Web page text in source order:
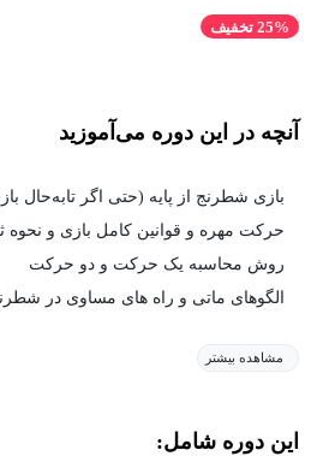
25% تخفیف
آنچه در این دوره می‌آموزید
بازی شطرنج از پایه (حتی اگر تابه‌حال
حرکت مهره و قوانین کامل بازی و
روش محاسبه یک حرکت و دو حرکت
الگوهای ماتی و راه های مساوی در
مشاهده بیشتر
این دوره شامل: